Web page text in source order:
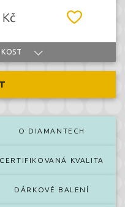
O DIAMANTECH
CERTIFIKOVANÁ KVALITA
DÁRKOVÉ BALENÍ